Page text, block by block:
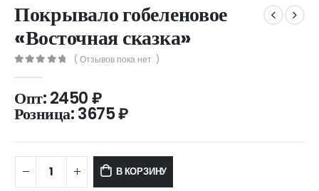
Покрывало гобеленовое
«Восточная сказка»
( Отзывов пока нет. )
Опт:2450₽
Розница:3675₽
В КОРЗИНУ